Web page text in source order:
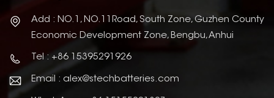
Add : NO.1, NO.11Road, South Zone, Guzhen County
Economic Development Zone, Bengbu, Anhui
Tel : +86 15395291926
Email : alex@stechbatteries.com